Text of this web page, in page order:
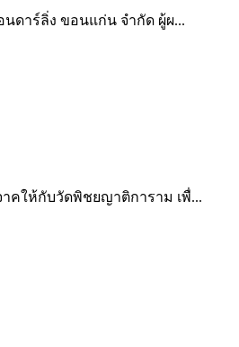
ดาร์ลิ่ง ขอนแก่น จำกัด ผู้ผ...
คให้กับวัดพิชยญาติการาม เพื่...